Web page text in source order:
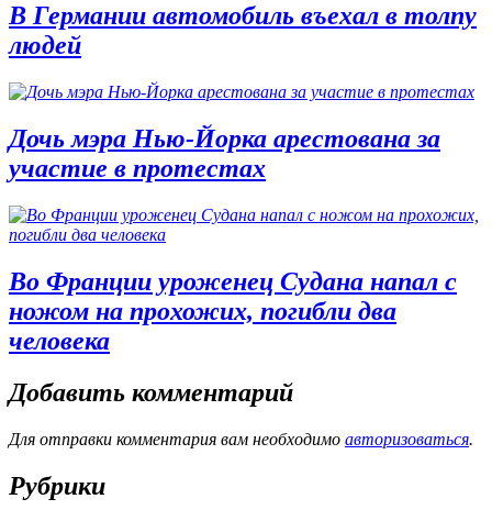
В Германии автомобиль въехал в толпу
людей
Дочь мэра Нью-Йорка арестована за
участие в протестах
Во Франции уроженец Судана напал с
ножом на прохожих, погибли два
человека
Добавить комментарий
Для отправки комментария вам необходимо авторизоваться.
Рубрики